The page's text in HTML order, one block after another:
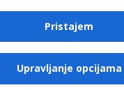
Pristajem
Upravljanje opcijama